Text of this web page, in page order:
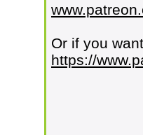
Or if you
https://